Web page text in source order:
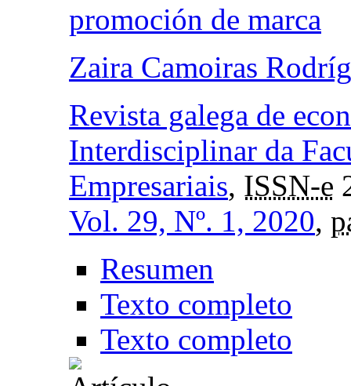
promoción de marca
Zaira Camoiras
Revista galega de
Interdisciplinar da
Empresariais, ISSN-e
Vol. 29, Nº. 1, 2020,
Resumen
Texto completo
Texto completo